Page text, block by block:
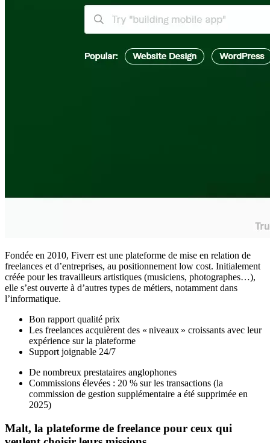
Fondée en 2010, Fiverr est une plateforme de mise en relation de
freelances et d’entreprises, au positionnement low cost. Initialement
créée pour les travailleurs artistiques (musiciens, photographes…),
elle s’est ouverte à d’autres types de métiers, notamment dans
l’informatique.
Bon rapport qualité prix
Les freelances acquièrent des « niveaux » croissants avec leur
expérience sur la plateforme
Support joignable 24/7
De nombreux prestataires anglophones
Commissions élevées : 20 % sur les transactions (la
commission de gestion supplémentaire a été supprimée en
2025)
Malt, la plateforme de freelance pour ceux qui